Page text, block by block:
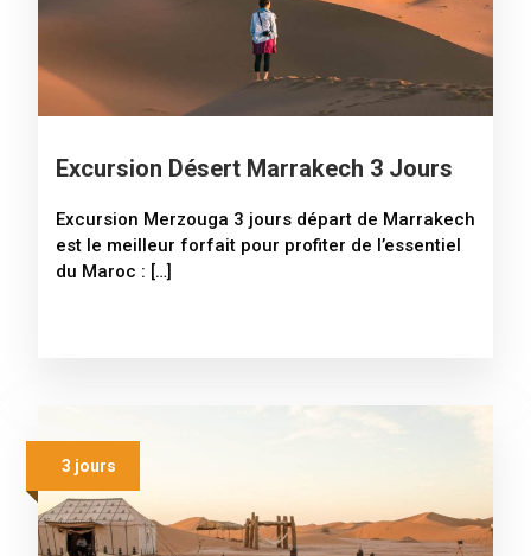
Excursion Désert Marrakech 3 Jours
Excursion Merzouga 3 jours départ de Marrakech
est le meilleur forfait pour profiter de l’essentiel
du Maroc : […]
3 jours